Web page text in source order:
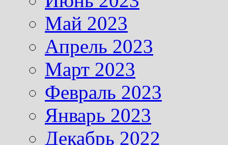
Май 2023
Апрель 2023
Март 2023
Февраль 2023
Январь 2023
Декабрь 2022